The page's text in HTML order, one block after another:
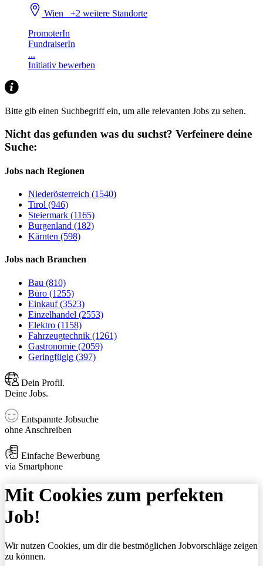
Wien+2 weitere Standorte
PromoterIn
FundraiserIn
...
Initiativ bewerben
Bitte gib einen Suchbegriff ein, um alle relevanten Jobs zu sehen.
Nicht das gefunden was du suchst? Verfeinere deine
Suche:
Jobs nach Regionen
Niederösterreich (1540)
Tirol (946)
Steiermark (1165)
Burgenland (182)
Kärnten (598)
Jobs nach Branchen
Bau (810)
Büro (1255)
Einkauf (3523)
Einzelhandel (2553)
Elektro (1158)
Fahrzeugtechnik (1261)
Gastronomie (2059)
Geringfügig (397)
Dein Profil.
Deine Jobs.
Entspannte Jobsuche
ohne Anschreiben
Einfache Bewerbung
via Smartphone
Mit Cookies zum perfekten
Job!
Wir nutzen Cookies, um dir die bestmöglichen Jobvorschläge zeigen
zu können.